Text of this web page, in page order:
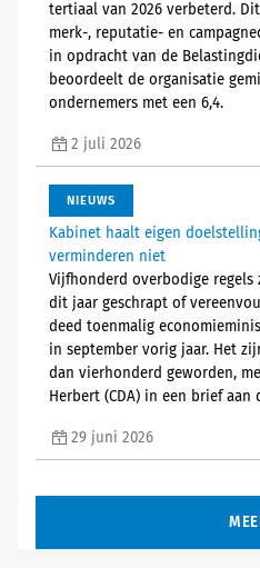
tertiaal van 2026 verbeterd.
merk-, reputatie- en
in opdracht van de
beoordeelt de organisatie
ondernemers met een 6,4.
2 juli 2026
NIEUWS
Kabinet haalt eigen
verminderen niet
Vijfhonderd overbodige regels
dit jaar geschrapt of
deed toenmalig
in september vorig jaar. Het
dan vierhonderd geworden,
Herbert (CDA) in een brief aan
29 juni 2026